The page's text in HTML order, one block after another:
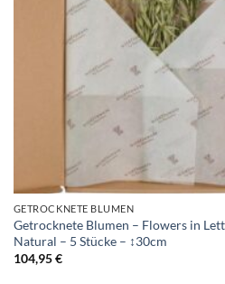
GETROCKNETE BLUMEN
Getrocknete Blumen – Flowers in
Natural – 5 Stücke – ↕30cm
104,95€